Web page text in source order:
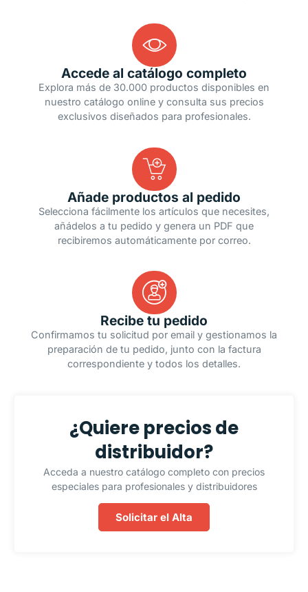
Accede al catálogo completo
Explora más de 30.000 productos disponibles en
nuestro catálogo online y consulta sus precios
exclusivos diseñados para profesionales.
Añade productos al pedido
Selecciona fácilmente los artículos que necesites,
añádelos a tu pedido y genera un PDF que
recibiremos automáticamente por correo.
Recibe tu pedido
Confirmamos tu solicitud por email y gestionamos la
preparación de tu pedido, junto con la factura
correspondiente y todos los detalles.
¿Quiere precios de
distribuidor?
Acceda a nuestro catálogo completo con precios
especiales para profesionales y distribuidores
Solicitar el Alta